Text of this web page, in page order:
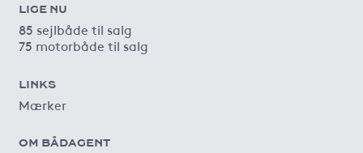
LIGE NU
85 sejlbåde til salg
75 motorbåde til salg
LINKS
Mærker
OM BÅDAGENT